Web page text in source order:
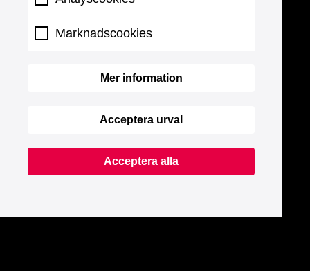
Marknadscookies
Mer information
Acceptera urval
Acceptera alla